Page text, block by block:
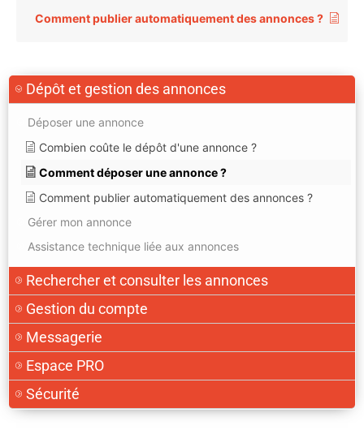
Dépôt et gestion des annonces
Déposer une annonce
Combien coûte le dépôt d'une annonce ?
Comment déposer une annonce ?
Comment publier automatiquement des annonces ?
Gérer mon annonce
Assistance technique liée aux annonces
Rechercher et consulter les annonces
Gestion du compte
Messagerie
Espace PRO
Sécurité
Comment publier automatiquement des annonces ?